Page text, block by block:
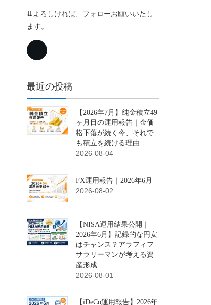
⇊よろしければ、フォローお願いいたし
ます。
最近の投稿
【2026年7月】純金積立49
ヶ月目の運用報告｜金価
格下落が続く今、それで
も積立を続ける理由
2026-08-04
FX運用報告｜2026年6月
2026-08-02
【NISA運用結果公開｜
2026年6月】記録的な円安
はチャンス？アラフィフ
サラリーマンが考える資
産形成
2026-08-01
【iDeCo運用報告】2026年